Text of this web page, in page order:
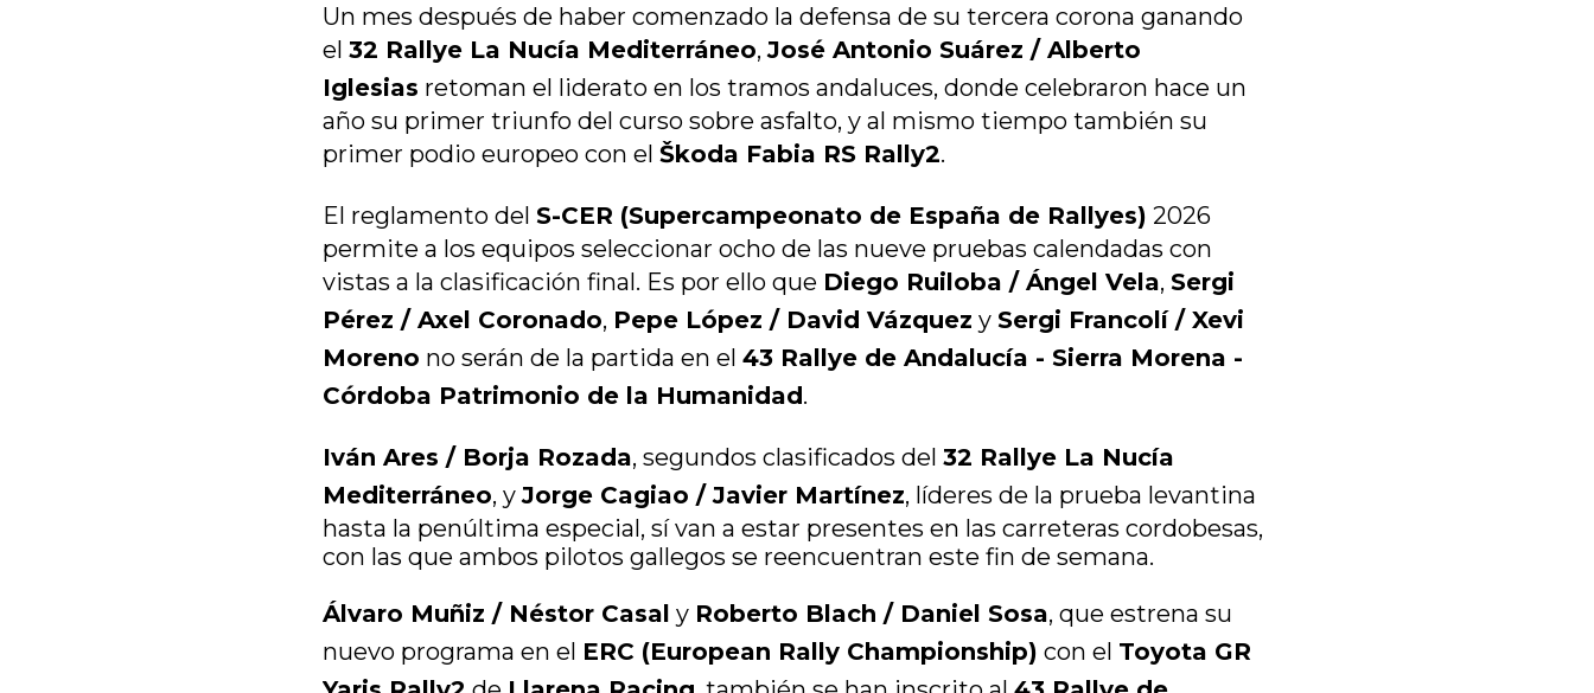
Un mes después de haber comenzado la defensa de su tercera corona ganando
el 32 Rallye La Nucía Mediterráneo,José Antonio Suárez / Alberto
Iglesias retoman el liderato en los tramos andaluces, donde celebraron hace un
año su primer triunfo del curso sobre asfalto, y al mismo tiempo también su
primer podio europeo con el Škoda Fabia RS Rally2.
El reglamento del S-CER (Supercampeonato de España de Rallyes) 2026
permite a los equipos seleccionar ocho de las nueve pruebas calendadas con
vistas a la clasificación final. Es por ello que Diego Ruiloba / Ángel Vela, Sergi
Pérez / Axel Coronado, Pepe López / David Vázquez y Sergi Francolí / Xevi
Moreno no serán de la partida en el 43 Rallye de Andalucía - Sierra Morena -
Córdoba Patrimonio de la Humanidad.
Iván Ares / Borja Rozada, segundos clasificados del 32 Rallye La Nucía
Mediterráneo, yJorge Cagiao / Javier Martínez, líderes de la prueba levantina
hasta la penúltima especial, sí van a estar presentes en las carreteras cordobesas,
con las que ambos pilotos gallegos se reencuentran este fin de semana.
Álvaro Muñiz / Néstor Casal y Roberto Blach / Daniel Sosa, que estrena su
nuevo programa en el ERC (European Rally Championship) con el Toyota GR